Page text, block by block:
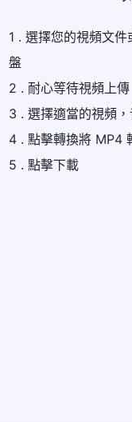
1 . 選擇您的視頻文
盤
2 . 耐心等待視頻上傳
3 . 選擇適當的視頻
4 . 點擊轉換將 MP4
5 . 點擊下載